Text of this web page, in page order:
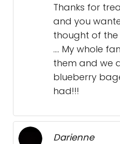
Thanks for
and you
thought of
…. My whole
them and we
blueberry
had!!!
Darienne